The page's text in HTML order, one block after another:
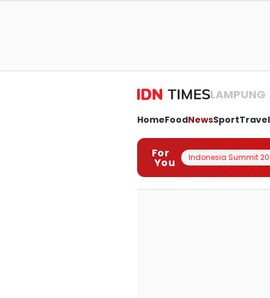
LAMPUNG
HomeFoodNewsSportTravel
For
You Indonesia Summit